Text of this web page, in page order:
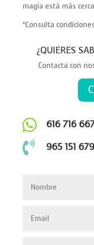
magia está más
*Consulta
¿QUIERES
Contacta con
 616 716
 965 151 679